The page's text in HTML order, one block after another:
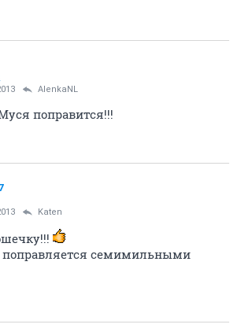
AlenkaNL
поправится!!!
Katen
поправляется семимильными